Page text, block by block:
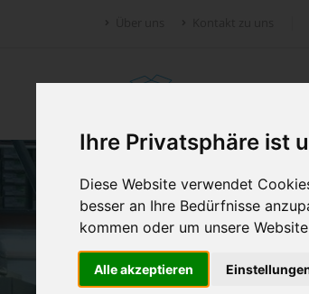
Ihre Privatsphäre ist
Diese Website verwendet
besser an Ihre Bedürfnisse
kommen oder um unsere
Alle akzeptieren